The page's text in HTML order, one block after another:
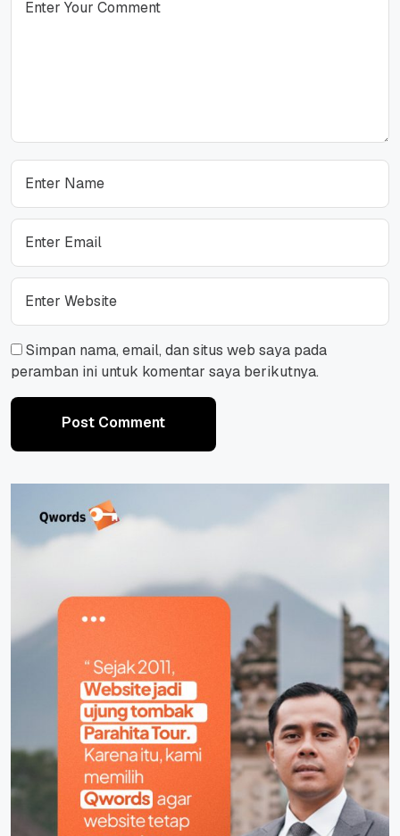
Simpan nama, email, dan situs web saya pada
peramban ini untuk komentar saya berikutnya.
Post Comment